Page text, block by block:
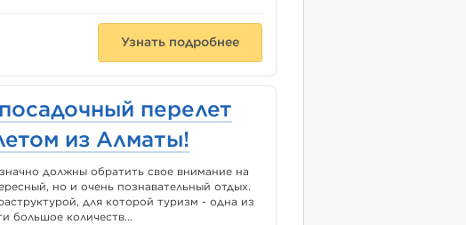
Узнать подробнее
перелет
из Алматы!
должны обратить свое внимание на
но и очень познавательный отдых.
для которой туризм - одна из
большое количеств...